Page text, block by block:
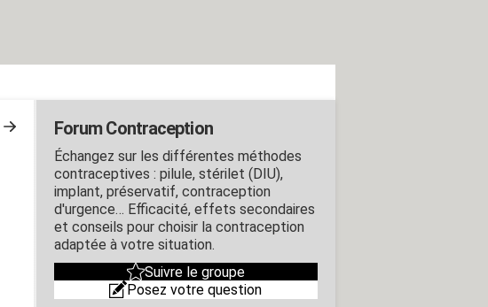
Forum Contraception
Échangez sur les différentes méthodes
contraceptives : pilule, stérilet (DIU),
implant, préservatif, contraception
d'urgence… Efficacité, effets secondaires
et conseils pour choisir la contraception
adaptée à votre situation.
Suivre le groupe
Posez votre question